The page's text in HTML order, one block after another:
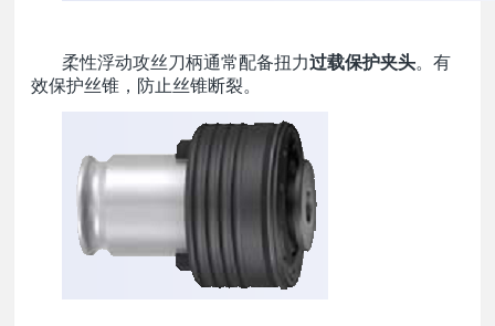
柔性浮动攻丝刀柄通常配备扭力过载保护夹头。有
效保护丝锥，防止丝锥断裂。